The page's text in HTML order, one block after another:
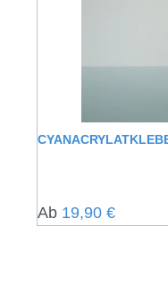
Regulärer Preis:
Ab 19,90 €